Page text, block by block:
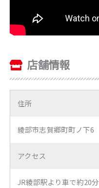
店舗情報
住所
綾部市志賀郷町町ノ下6
アクセス
JR綾部駅より車で約20分